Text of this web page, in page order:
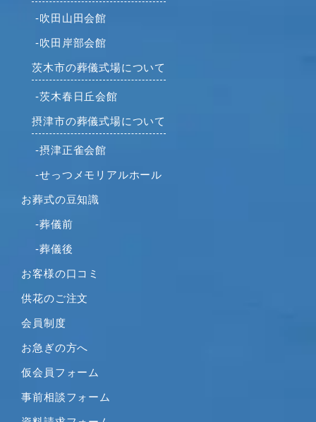
-吹田山田会館
-吹田岸部会館
茨木市の葬儀式場について
-茨木春日丘会館
摂津市の葬儀式場について
-摂津正雀会館
-せっつメモリアルホール
お葬式の豆知識
-葬儀前
-葬儀後
お客様の口コミ
供花のご注文
会員制度
お急ぎの方へ
仮会員フォーム
事前相談フォーム